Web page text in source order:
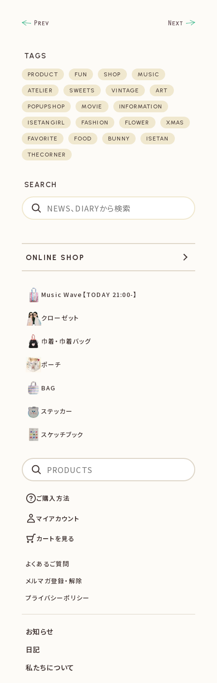
TAGS
PRODUCT FUN SHOP MUSIC
ATELIER SWEETS VINTAGE ART
POPUPSHOP MOVIE INFORMATION
ISETANGIRL FASHION FLOWER XMAS
FAVORITE FOOD BUNNY ISETAN
THECORNER
SEARCH
ONLINE SHOP
Music Wave【TODAY 21:00-】
クローゼット
巾着・巾着バッグ
ポーチ
BAG
ステッカー
スケッチブック
ご購入方法
マイアカウント
カートを見る
よくあるご質問
メルマガ登録・解除
プライバシーポリシー
お知らせ
日記
私たちについて